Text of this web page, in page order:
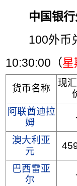
中国银
100外币兑
10:30:00（星
货币名称
现
阿联酋迪拉
姆
澳大利亚
元
巴西雷亚
尔